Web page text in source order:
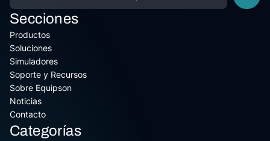
Secciones
Productos
Soluciones
Simuladores
Soporte y Recursos
Sobre Equipson
Noticias
Contacto
Categorías